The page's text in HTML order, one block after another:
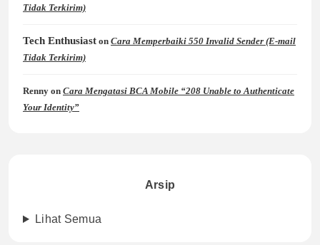
Tidak Terkirim)
Tech Enthusiast on Cara Memperbaiki 550 Invalid Sender (E-mail
Tidak Terkirim)
Renny on Cara Mengatasi BCA Mobile “208 Unable to Authenticate
Your Identity”
Arsip
Lihat Semua